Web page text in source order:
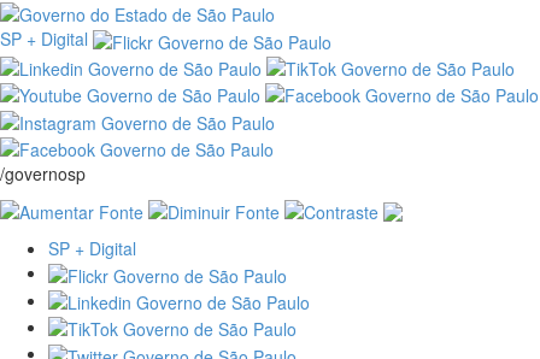
SP + Digital
/governosp
SP + Digital